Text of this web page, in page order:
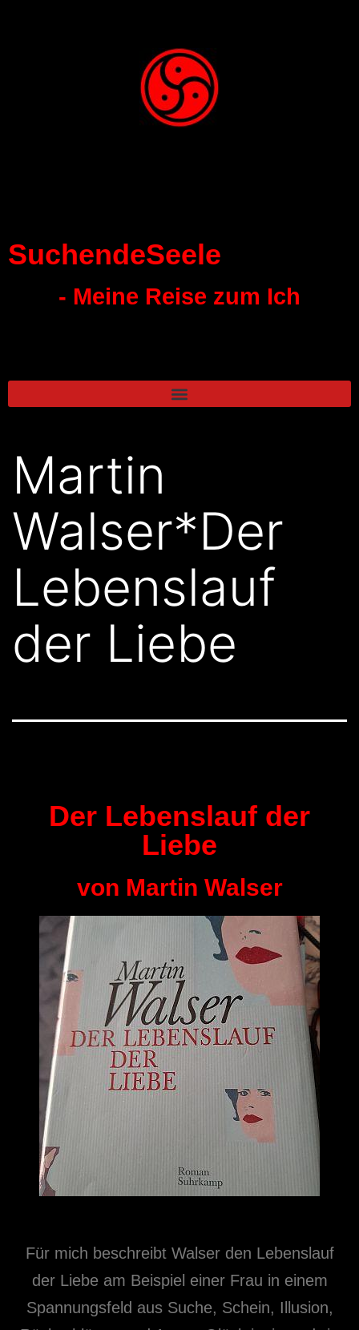
SuchendeSeele
- Meine Reise zum Ich
Martin
Walser*Der
Lebenslauf
der Liebe
Der Lebenslauf der
Liebe
von Martin Walser
Für mich beschreibt Walser den Lebenslauf
der Liebe am Beispiel einer Frau in einem
Spannungsfeld aus Suche, Schein, Illusion,